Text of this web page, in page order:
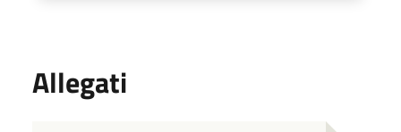
Allegati